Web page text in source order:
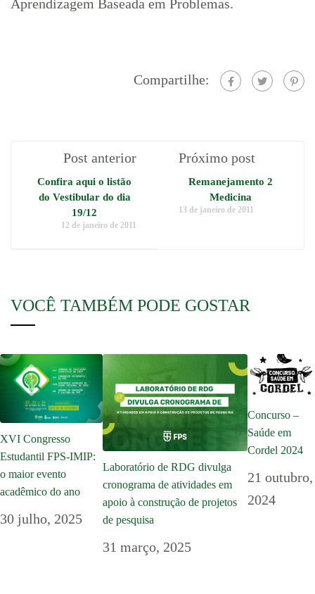
Aprendizagem Baseada em Problemas.
Compartilhe:
Post anterior
Confira aqui o listão
do Vestibular do dia
19/12
12 de janeiro de 2011
Próximo post
Remanejamento 2
Medicina
13 de janeiro de 2011
VOCÊ TAMBÉM PODE GOSTAR
XVI Congresso
Estudantil FPS-IMIP:
o maior evento
acadêmico do ano
30 julho, 2025
Laboratório de RDG divulga
cronograma de atividades em
apoio à construção de projetos
de pesquisa
31 março, 2025
Concurso –
Saúde em
Cordel 2024
21 outubro,
2024